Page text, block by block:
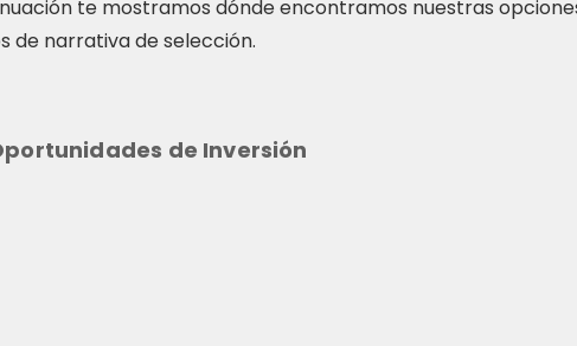
te mostramos dónde encontramos nuestras
de narrativa de selección.
de Inversión